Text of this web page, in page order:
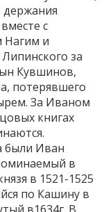
держания
с
и
за
Кувшинов,
потерявшего
За Иваном
книгах
были Иван
в
в 1521-1525
по Кашину в